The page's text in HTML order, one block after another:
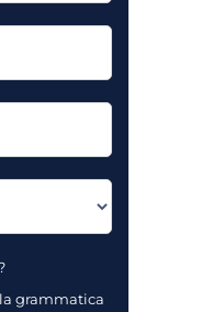
grammatica